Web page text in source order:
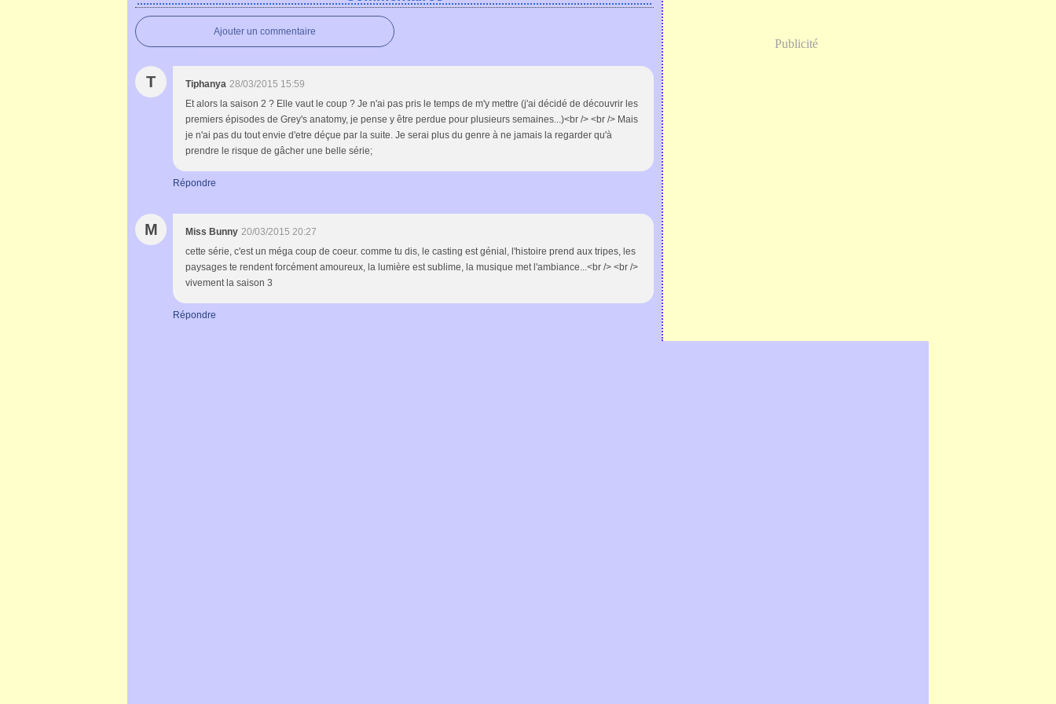
Ajouter un commentaire
T Tiphanya 28/03/2015 15:59
Et alors la saison 2 ? Elle vaut le coup ? Je n'ai pas pris le temps de m'y mettre (j'ai décidé de découvrir les
premiers épisodes de Grey's anatomy, je pense y être perdue pour plusieurs semaines...)<br /> <br /> Mais
je n'ai pas du tout envie d'etre déçue par la suite. Je serai plus du genre à ne jamais la regarder qu'à
prendre le risque de gâcher une belle série;
Répondre
M Miss Bunny 20/03/2015 20:27
cette série, c'est un méga coup de coeur. comme tu dis, le casting est génial, l'histoire prend aux tripes, les
paysages te rendent forcément amoureux, la lumière est sublime, la musique met l'ambiance...<br /> <br />
vivement la saison 3
Répondre
Publicité